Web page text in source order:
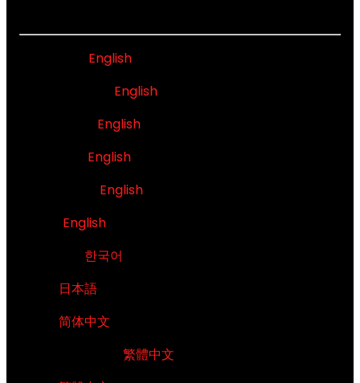
English
English
English
English
English
English
한국어
日本語
简体中文
繁體中文